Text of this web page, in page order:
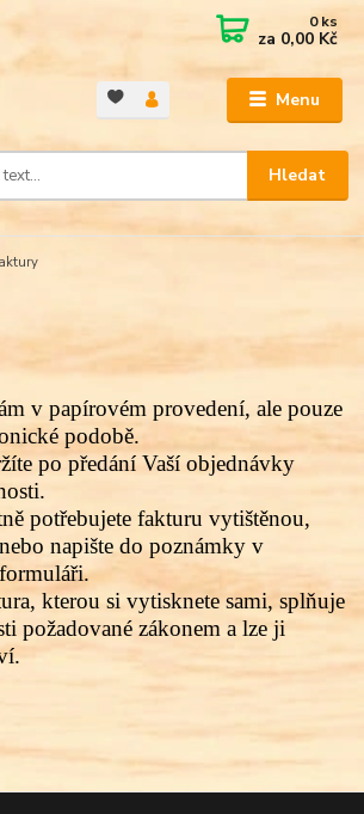
Menu
Hledat
0ks
za 0,00 Kč
v papírovém provedení, ale pouze
podobě.
po předání Vaší objednávky
potřebujete fakturu vytištěnou,
napište do poznámky v
kterou si vytisknete sami, splňuje
požadované zákonem a lze ji